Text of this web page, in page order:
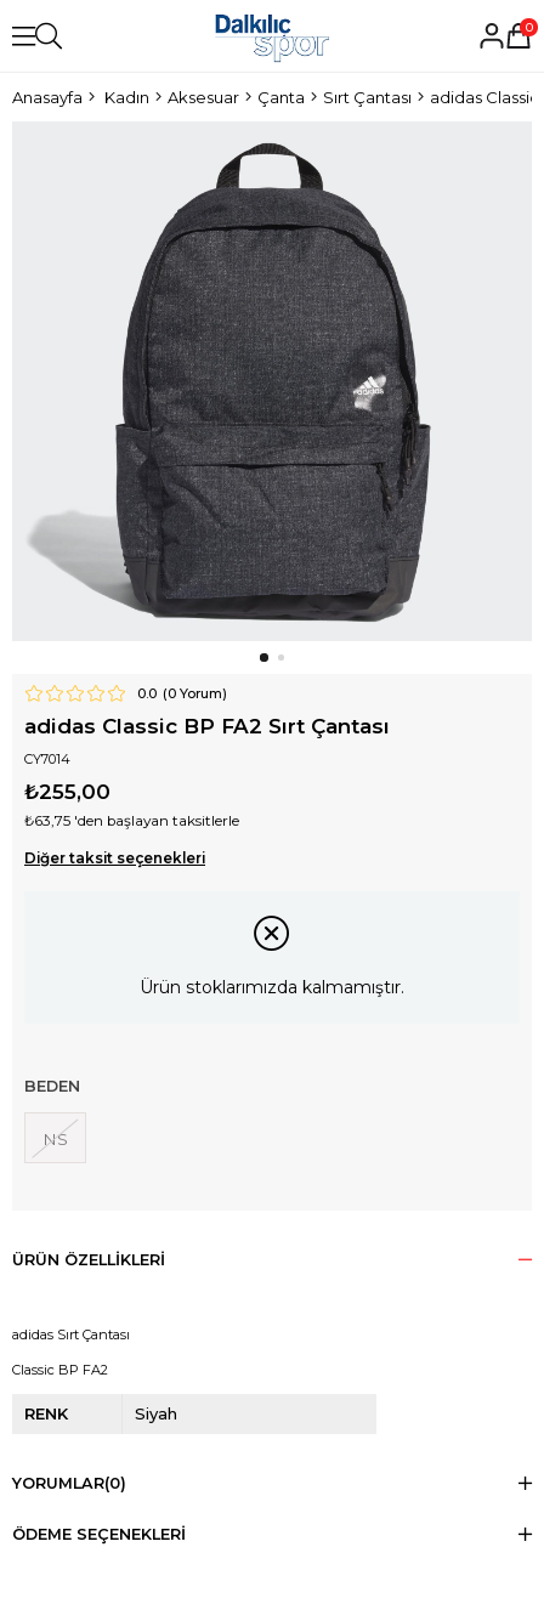
0
Anasayfa Kadın Aksesuar Çanta Sırt Çantası adidas Classic
0.0 (0Yorum)
adidas Classic BP FA2 Sırt Çantası
CY7014
₺255,00
₺63,75 'den başlayan taksitlerle
Diğer taksit seçenekleri
Ürün stoklarımızda kalmamıştır.
BEDEN
NS
ÜRÜN ÖZELLIKLERI
adidas Sırt Çantası
Classic BP FA2
RENK Siyah
YORUMLAR(0)
ÖDEME SEÇENEKLERI